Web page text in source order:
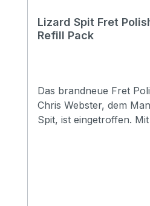
Lizard Spit Fret
Refill Pack
Das brandneue Fret
Chris Webster, dem
Spit, ist eingetroffen.